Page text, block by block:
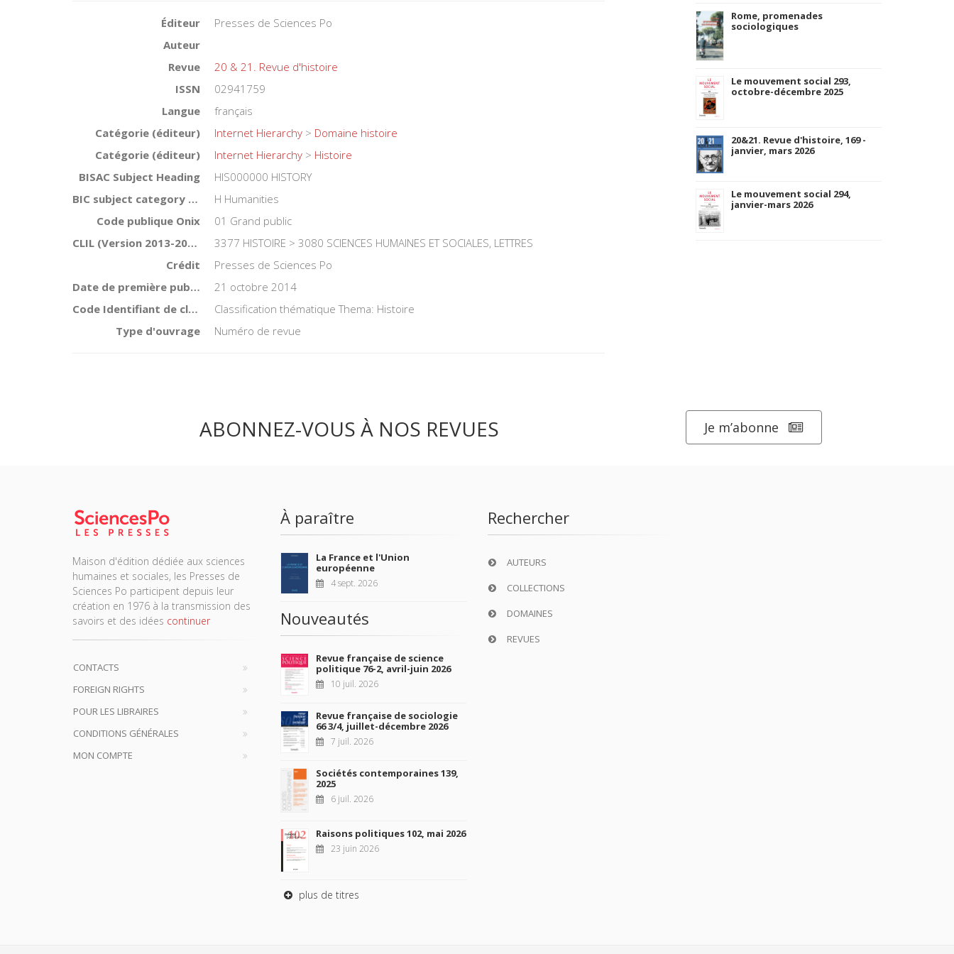
Éditeur
Presses de Sciences Po
Auteur
Revue
20 & 21. Revue d'histoire
ISSN
02941759
Langue
français
Catégorie (éditeur)
Internet Hierarchy > Domaine histoire
Catégorie (éditeur)
Internet Hierarchy > Histoire
BISAC Subject Heading
HIS000000 HISTORY
BIC subject category (UK)
H Humanities
Code publique Onix
01 Grand public
CLIL (Version 2013-2019 )
3377 HISTOIRE > 3080 SCIENCES HUMAINES ET SOCIALES, LETTRES
Crédit
Presses de Sciences Po
Date de première publication du titre
21 octobre 2014
Code Identifiant de classement sujet
Classification thématique Thema: Histoire
Type d'ouvrage
Numéro de revue
Rome, promenades
sociologiques
Le mouvement social 293,
octobre-décembre 2025
20&21. Revue d'histoire, 169 -
janvier, mars 2026
Le mouvement social 294,
janvier-mars 2026
ABONNEZ-VOUS À NOS REVUES Je m’abonne
Maison d'édition dédiée aux sciences
humaines et sociales, les Presses de
Sciences Po participent depuis leur
création en 1976 à la transmission des
savoirs et des idées continuer
CONTACTS
FOREIGN RIGHTS
POUR LES LIBRAIRES
CONDITIONS GÉNÉRALES
MON COMPTE
À paraître
La France et l'Union
européenne
4 sept. 2026
Nouveautés
Revue française de science
politique 76-2, avril-juin 2026
10 juil. 2026
Revue française de sociologie
66 3/4, juillet-décembre 2026
7 juil. 2026
Sociétés contemporaines 139,
2025
6 juil. 2026
Raisons politiques 102, mai 2026
23 juin 2026
plus de titres
Rechercher
AUTEURS
COLLECTIONS
DOMAINES
REVUES